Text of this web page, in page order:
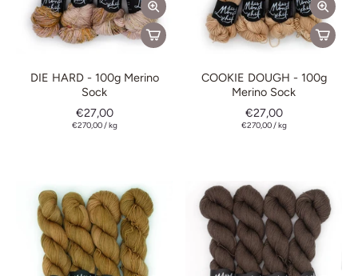
DIE HARD - 100g Merino
Sock
€27,00
€270,00/kg
COOKIE DOUGH - 100g
Merino Sock
€27,00
€270,00/kg